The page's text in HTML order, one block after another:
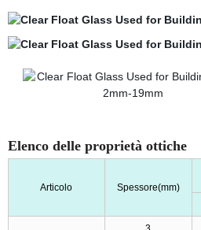
Elenco delle proprietà ottiche
Articolo Spessore(mm)